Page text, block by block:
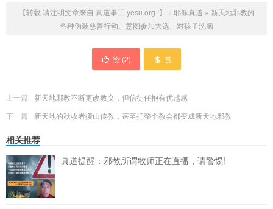
【转载 请注明文章来自 真道事工 yesu.org !】： 耶稣真道 » 新天地邪教的
各种伪装慈善行动、意图参加大选、对孩子洗脑
赞 (2) 赏
上一篇
新天地邪教不断更改教义，但信徒任抱有优越感
下一篇
新天地的秋收者搬山传教，甚至把整个教会都变成新天地邪教
相关推荐
真道提醒：邪教所谓牧师正在直播，请警惕!